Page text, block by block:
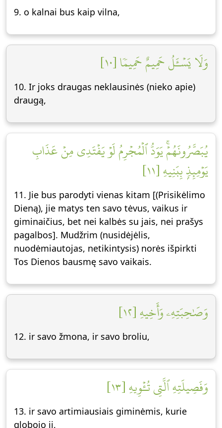
9. o kalnai bus kaip vilna,
وَلَا يَسۡـَٔلُ حَمِيمٌ حَمِيمٗا [١٠]
10. Ir joks draugas neklausinės (nieko apie)
draugą,
يُبَصَّرُونَهُمۡۚ يَوَدُّ ٱلۡمُجۡرِمُ لَوۡ يَفۡتَدِي مِنۡ عَذَابِ
يَوۡمِئِذِۭ بِبَنِيهِ [١١]
11. Jie bus parodyti vienas kitam [(Prisikėlimo
Dieną), jie matys ten savo tėvus, vaikus ir
giminaičius, bet nei kalbės su jais, nei prašys
pagalbos]. Mudžrim (nusidėjėlis,
nuodėmiautojas, netikintysis) norės išpirkti
Tos Dienos bausmę savo vaikais.
وَصَٰحِبَتِهِۦ وَأَخِيهِ [١٢]
12. ir savo žmona, ir savo broliu,
وَفَصِيلَتِهِ ٱلَّتِي تُـٔۡوِيهِ [١٣]
13. ir savo artimiausiais giminėmis, kurie
globojo jį,